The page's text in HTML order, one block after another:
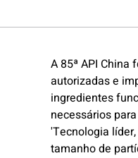
A 85ª API China
autorizadas e
ingredientes
necessários
'Tecnologia
tamanho de